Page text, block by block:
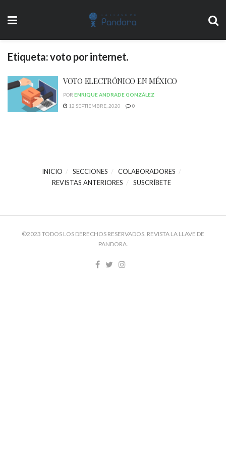
Etiqueta:voto por internet.
VOTO ELECTRÓNICO EN MÉXICO
POR ENRIQUE ANDRADE GONZÁLEZ
12 SEPTIEMBRE, 2020
0
INICIO SECCIONES
COLABORADORES
REVISTAS ANTERIORES
SUSCRÍBETE
©2023 TODOS LOS DERECHOS RESERVADOS. REVISTA LA LLAVE DE
PANDORA.